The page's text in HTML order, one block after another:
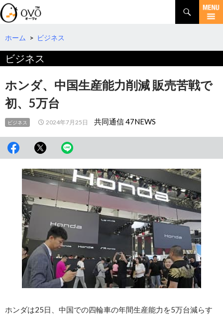
検
索
コ
テ
へ
動
ホーム > ビジネス
ビジネス
ホンダ、中国生産能力削減 販売苦戦で
初、5万台
ビジネス 2024年7月25日 共同通信 47NEWS
ホンダは25日、中国での四輪車の年間生産能力を5万台減らす